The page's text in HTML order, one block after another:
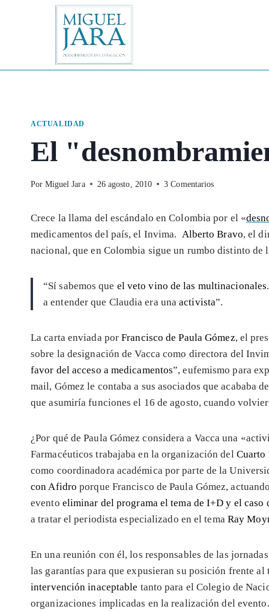
ACTUALIDAD
El
Por Miguel Jara 26 agosto, 2010 3 Comentarios
Crece la llama del escándalo en Colombia por el «
medicamentos del país, el Invima. Alberto Bravo, el
nacional, que en Colombia sigue un rumbo distinto
“Sí sabemos que el veto vino de las multinacionales
a entender que Claudia era unaactivista”.
La carta enviada porFrancisco de Paula Gómez, el
sobre la designación de Vacca como directora del
favor del acceso a medicamentos”, eufemismo para
mail, Gómez le contaba a sus asociados que acababa
que asumiría funciones el 16 de agosto, cuando
¿Por qué de Paula Gómez considera a Vacca una
Farmacéuticos trabajaba en la organización del Cuarto
como coordinadora académica por parte de la
con Afidroporque Francisco de Paula Gómez,
evento eliminar del programa el tema de I+D y el caso
a tratar el periodista especializado en el tema Ray
En una reunión con él, los responsables de las
las garantías para que expusieran su posición frente al
intervención inaceptable tanto para el Colegio de
organizaciones implicadas en la realización del